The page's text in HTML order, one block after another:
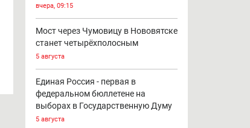
вчера, 09:15
Мост через Чумовицу в Нововятске
станет четырёхполосным
5 августа
Единая Россия - первая в
федеральном бюллетене на
выборах в Государственную Думу
5 августа